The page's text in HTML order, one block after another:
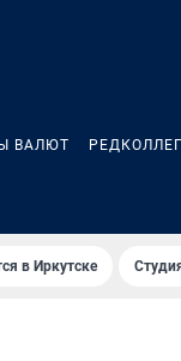
ВАЛЮТ
в Иркутске